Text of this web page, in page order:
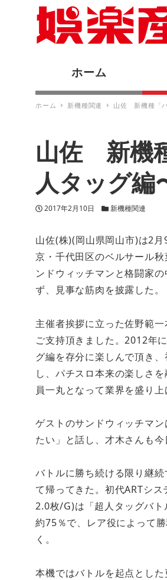
ホーム
ホーム 新機種関連 山佐 新機種「
山佐 新機
人タッグ編
投稿日
2017年2月10日 カテゴリー
新機種関連
山佐(株)(岡山県岡山市)は2
京・千代田区のベルサール
ンドウィッチマンと格闘家
ず、見事な筋肉を披露した。
主催者挨拶に立った佐野範
ご支持頂きました。2012年
グ編を存分に楽しんで頂き
し、パチスロ本来の楽しさ
員一丸となって業界を盛り上
ゲストのサンドウィッチマ
たい」と話し、才木さんも
バトルに勝ち続ける限り継
て帰ってきた。初代ARTシ
2.0枚/G)は「超人タッグバ
約75％で、レア役によって
く。
本機ではバトルを起点とし